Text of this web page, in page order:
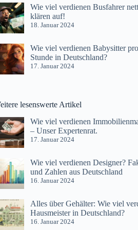
Wie viel verdienen Busfahrer
klären auf!
18. Januar 2024
Wie viel verdienen Babysitter pro
Stunde in Deutschland?
17. Januar 2024
lesenswerte Artikel
Wie viel verdienen
– Unser Expertenrat.
17. Januar 2024
Wie viel verdienen Designer?
und Zahlen aus Deutschland
16. Januar 2024
Alles über Gehälter: Wie viel
Hausmeister in Deutschland?
16. Januar 2024